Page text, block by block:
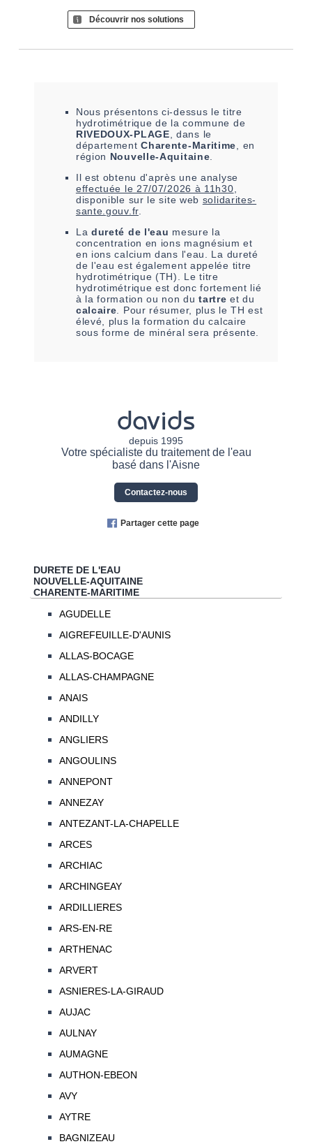
Découvrir nos solutions
Nous présentons ci-dessus le titre
hydrotimétrique de la commune de
RIVEDOUX-PLAGE , dans le
départementCharente-Maritime , en
région Nouvelle-Aquitaine
Il est obtenu d'après une analyse
effectuée le 27/07/2026 à 11h30
disponible sur le site web solidarites-
sante.gouv.fr.
La dureté de l'eau mesure la
concentration en ions magnésium et
en ions calcium dans l'eau. La dureté
de l'eau est également appelée titre
hydrotimétrique (TH). Le titre
hydrotimétrique est donc fortement lié
à la formation ou non dutartre et du
calcaire . Pour résumer, plus le TH est
élevé, plus la formation du calcaire
sous forme de minéral sera présente.
davids
depuis 1995
Votre spécialiste du traitement de l'eau
basé dans l'Aisne
Contactez-nous
Partager cette page
DURETE DE L'EAU
NOUVELLE-AQUITAINE
CHARENTE-MARITIME
AGUDELLE
AIGREFEUILLE-D'AUNIS
ALLAS-BOCAGE
ALLAS-CHAMPAGNE
ANAIS
ANDILLY
ANGLIERS
ANGOULINS
ANNEPONT
ANNEZAY
ANTEZANT-LA-CHAPELLE
ARCES
ARCHIAC
ARCHINGEAY
ARDILLIERES
ARS-EN-RE
ARTHENAC
ARVERT
ASNIERES-LA-GIRAUD
AUJAC
AULNAY
AUMAGNE
AUTHON-EBEON
AVY
AYTRE
BAGNIZEAU